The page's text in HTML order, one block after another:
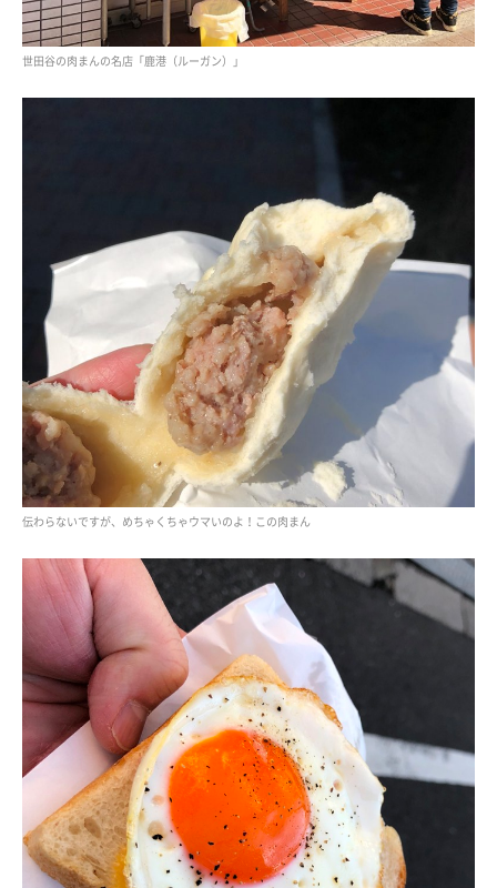
世田谷の肉まんの名店「鹿港（ルーガン）」
伝わらないですが、めちゃくちゃウマいのよ！この肉まん